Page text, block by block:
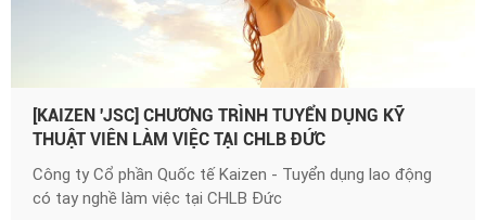
[KAIZEN 'JSC] CHƯƠNG TRÌNH TUYỂN DỤNG KỸ
THUẬT VIÊN LÀM VIỆC TẠI CHLB ĐỨC
Công ty Cổ phần Quốc tế Kaizen - Tuyển dụng lao động
có tay nghề làm việc tại CHLB Đức